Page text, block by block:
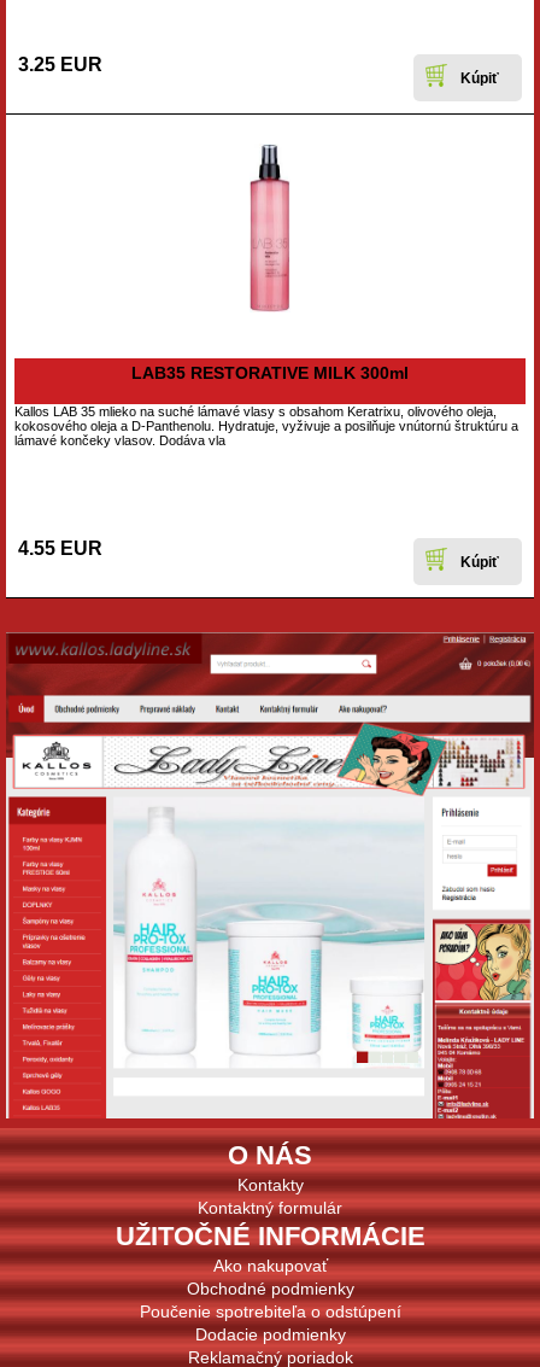
3.25 EUR
LAB35 RESTORATIVE MILK 300ml
Kallos LAB 35 mlieko na suché lámavé vlasy s obsahom Keratrixu, olivového oleja,
kokosového oleja a D-Panthenolu. Hydratuje, vyživuje a posilňuje vnútornú štruktúru a
lámavé končeky vlasov. Dodáva vla
4.55 EUR
O NÁS
Kontakty
Kontaktný formulár
UŽITOČNÉ INFORMÁCIE
Ako nakupovať
Obchodné podmienky
Poučenie spotrebiteľa o odstúpení
Dodacie podmienky
Reklamačný poriadok